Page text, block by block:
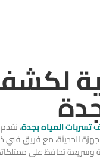
المياه بجدة،
الحديثة، مع فريق
تحافظ على